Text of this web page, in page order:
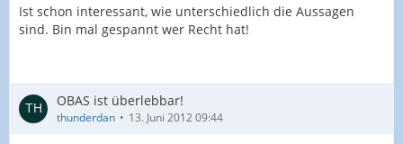
Ist schon interessant, wie unterschiedlich die Aussagen
sind. Bin mal gespannt wer Recht hat!
OBAS ist überlebbar!
thunderdan 13. Juni 2012 09:44